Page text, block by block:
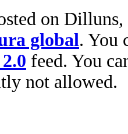
on
global. You
feed. You
not allowed.